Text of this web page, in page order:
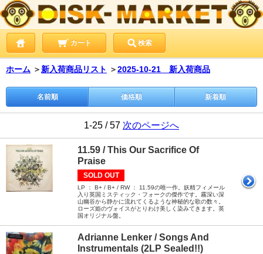
カート 検索
ホーム ＞ 新入荷商品リスト ＞2025-10-21 新入荷商品
名前順 価格順 新着順
1-25 / 57 次のページへ
11.59 / This Our Sacrifice Of
Praise
SOLD OUT
LP ： B+ / B+ / RW ： 11.59の唯一作。妖精フィメール
入り英国ミスティック・フォークの傑作です。霧深い深
山幽谷から静かに流れてくるような神秘的な歌の数々。
ローズ姫のヴォイスがとりわけ美しく染みてきます。英
国オリジナル盤。
Adrianne Lenker / Songs And
Instrumentals (2LP Sealed!!)